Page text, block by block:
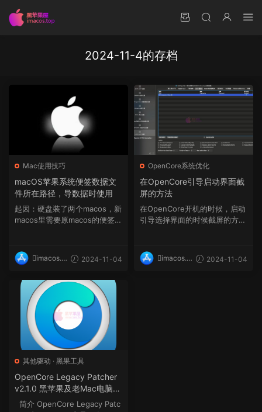
2024-11-4的存档
Mac使用技巧
macOS苹果系统便签数据文
件所在路径，导数据时使用
起因：硬盘装了两个macos，新
macos里需要原macos的便签数
imacos.t
2024-11-04
OpenCore系统优化
在OpenCore引导启动界面截
屏的方法
在OpenCore开机的时候，启动
引导选择界面的时候截屏的方法
imacos.t
2024-11-04
其他驱动 · 黑果工具
OpenCore Legacy Patcher
v2.1.0 黑苹果及老Mac电脑O
penCore综合驱动补丁工具
简介 OpenCore Legacy Patc